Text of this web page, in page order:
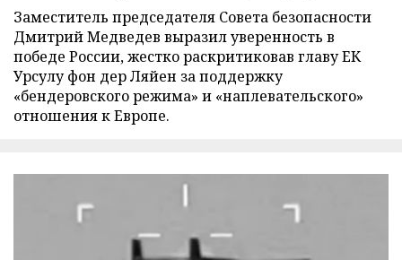
Заместитель председателя Совета безопасности
Дмитрий Медведев выразил уверенность в
победе России, жестко раскритиковав главу ЕК
Урсулу фон дер Ляйен за поддержку
«бендеровского режима» и «наплевательского»
отношения к Европе.